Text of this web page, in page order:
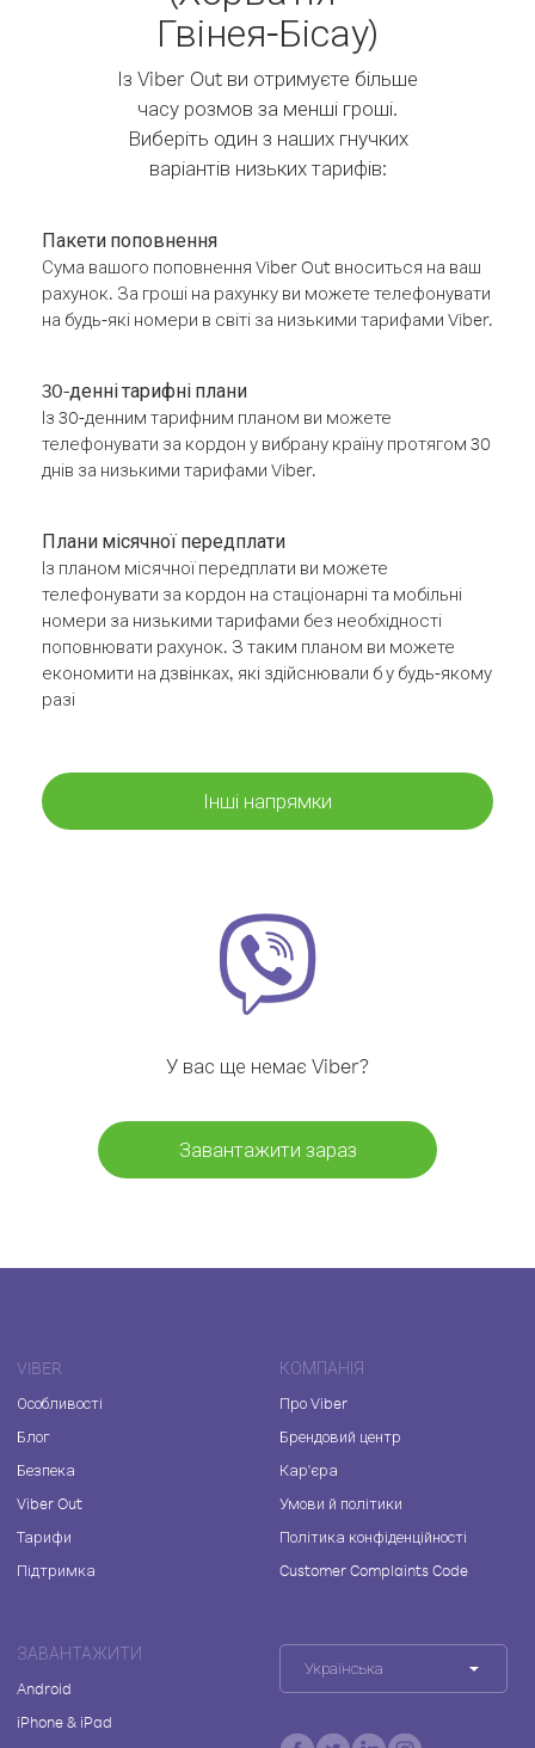
Гвінея-Бісау)
Із Viber Out ви отримуєте більше
часу розмов за менші гроші.
Виберіть один з наших гнучких
варіантів низьких тарифів:
Пакети поповнення
Сума вашого поповнення Viber Out вноситься на ваш
рахунок. За гроші на рахунку ви можете телефонувати
на будь-які номери в світі за низькими тарифами Viber.
30-денні тарифні плани
Із 30-денним тарифним планом ви можете
телефонувати за кордон у вибрану країну протягом 30
днів за низькими тарифами Viber.
Плани місячної передплати
Із планом місячної передплати ви можете
телефонувати за кордон на стаціонарні та мобільні
номери за низькими тарифами без необхідності
поповнювати рахунок. З таким планом ви можете
економити на дзвінках, які здійснювали б у будь-якому
разі
Інші напрямки
У вас ще немає Viber?
Завантажити зараз
VIBER
Особливості
Блог
Безпека
Viber Out
Тарифи
Підтримка
КОМПАНІЯ
Про Viber
Брендовий центр
Кар'єра
Умови й політики
Політика конфіденційності
Customer Complaints Code
ЗАВАНТАЖИТИ
Android
iPhone & iPad
Українська